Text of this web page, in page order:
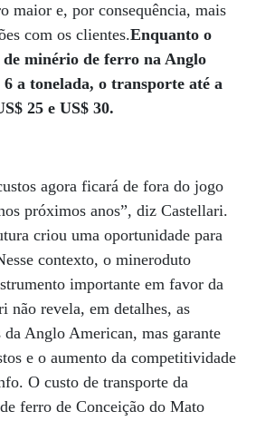
maior e, por consequência, mais
com os clientes.Enquanto o
de minério de ferro na Anglo
a tonelada, o transporte até a
25 e US$ 30.
agora ficará de fora do jogo
próximos anos”, diz Castellari.
criou uma oportunidade para
contexto, o mineroduto
importante em favor da
não revela, em detalhes, as
da Anglo American, mas garante
e o aumento da competitividade
O custo de transporte da
ferro de Conceição do Mato